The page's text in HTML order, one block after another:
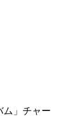
ム」チャー